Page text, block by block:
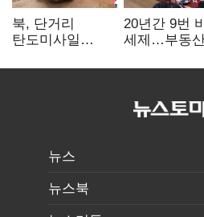
북, 단거리
탄도미사일
"즉각 중단 촉구"
20년간 9번
세제…부동산
건드렸다
뉴스
뉴스북